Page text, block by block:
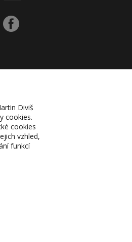
Diviš
cookies.
cookies
vzhled,
funkcí